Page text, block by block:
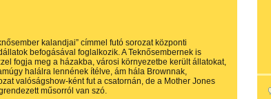
kalandjai” címmel futó sorozat központi
befogásával foglalkozik. A Teknősembernek is
fogja meg a házakba, városi környezetbe került állatokat,
halálra lennének ítélve, ám hála Brownnak,
valóságshow-ként fut a csatornán, de a Mother Jones
műsorról van szó.